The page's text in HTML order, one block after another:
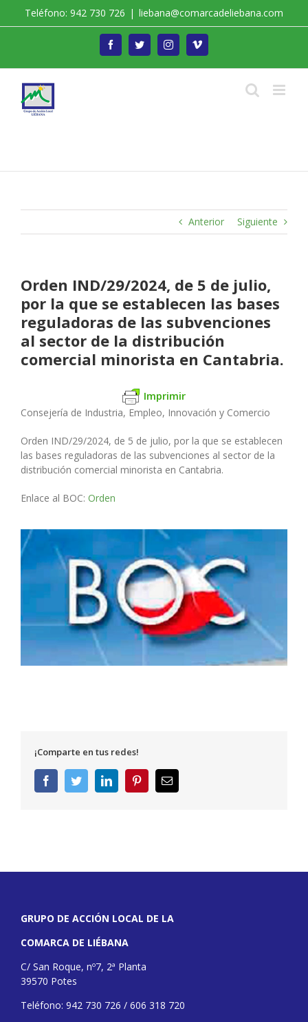
Teléfono: 942 730 726 | liebana@comarcadeliebana.com
FacebookTwitterInstagramVimeo
Anterior Siguiente
Orden IND/29/2024, de 5 de julio,
por la que se establecen las bases
reguladoras de las subvenciones
al sector de la distribución
comercial minorista en Cantabria.
Imprimir
Consejería de Industria, Empleo, Innovación y Comercio
Orden IND/29/2024, de 5 de julio, por la que se establecen
las bases reguladoras de las subvenciones al sector de la
distribución comercial minorista en Cantabria.
Enlace al BOC: Orden
¡Comparte en tus redes!
FacebookTwitterLinkedInPinterestCorreo
electrónico
GRUPO DE ACCIÓN LOCAL DE LA
COMARCA DE LIÉBANA
C/ San Roque, nº7, 2ª Planta
39570 Potes
Teléfono: 942 730 726 / 606 318 720